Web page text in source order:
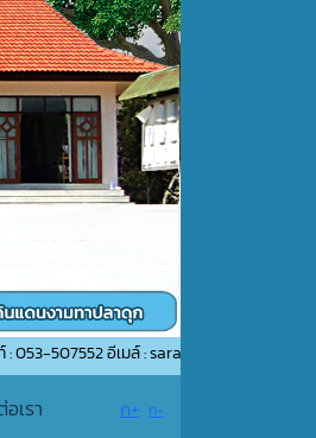
เมล์ : saraban_05510206@dla.go.th
เรา ก+ ก-